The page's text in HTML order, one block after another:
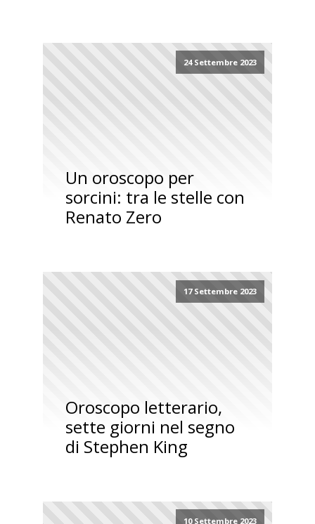
24 Settembre 2023
Un oroscopo per
sorcini: tra le stelle con
Renato Zero
17 Settembre 2023
Oroscopo letterario,
sette giorni nel segno
di Stephen King
10 Settembre 2023